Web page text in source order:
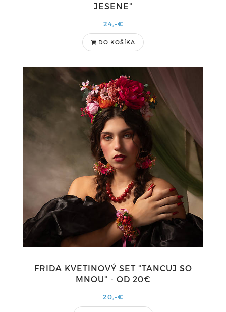
JESENE"
24,-€
DO KOŠÍKA
FRIDA KVETINOVÝ SET "TANCUJ SO
MNOU" - OD 20€
20,-€